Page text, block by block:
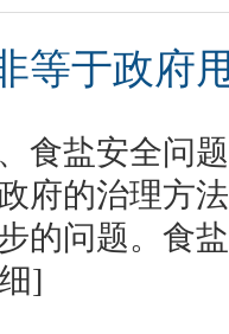
等于政府
食盐安全问
府的治理方
的问题。食
]